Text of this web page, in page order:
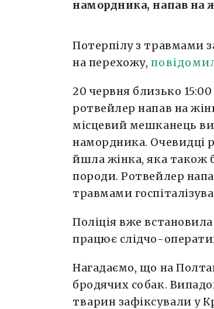
намордника, напав на
Потерпілу з травмами
на перехожу,
20 червня близько
ротвейлер напав на
місцевий мешканець
намордника. Очевидці
йшла жінка, яка також
породи. Ротвейлер
травмами
Поліція вже
працює слідчо-
Нагадаємо, що на
бродячих собак.
тварин зафіксували у